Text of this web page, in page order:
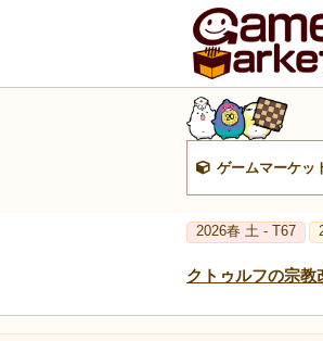
ゲームマーケッ
2026春 土 - T67
クトゥルフの宗教